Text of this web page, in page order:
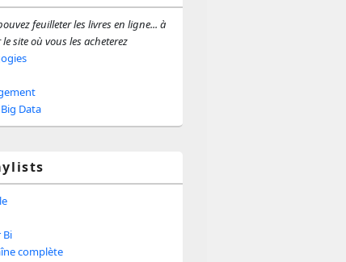
feuilleter les livres en ligne... à
site où vous les acheterez
Data
Bi
complète